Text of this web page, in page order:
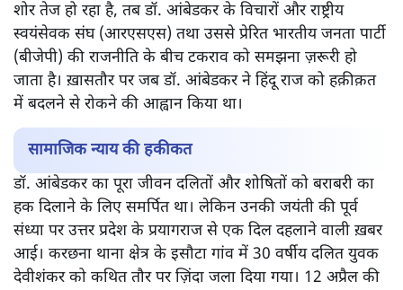
शोर तेज हो रहा है, तब डॉ. आंबेडकर के विचारों और राष्ट्रीय
स्वयंसेवक संघ (आरएसएस) तथा उससे प्रेरित भारतीय जनता पार्टी
(बीजेपी) की राजनीति के बीच टकराव को समझना ज़रूरी हो
जाता है। ख़ासतौर पर जब डॉ. आंबेडकर ने हिंदू राज को हक़ीक़त
में बदलने से रोकने की आह्वान किया था।
सामाजिक न्याय की हकीकत
डॉ. आंबेडकर का पूरा जीवन दलितों और शोषितों को बराबरी का
हक दिलाने के लिए समर्पित था। लेकिन उनकी जयंती की पूर्व
संध्या पर उत्तर प्रदेश के प्रयागराज से एक दिल दहलाने वाली ख़बर
आई। करछना थाना क्षेत्र के इसौटा गांव में 30 वर्षीय दलित युवक
देवीशंकर को कथित तौर पर ज़िंदा जला दिया गया। 12 अप्रैल की